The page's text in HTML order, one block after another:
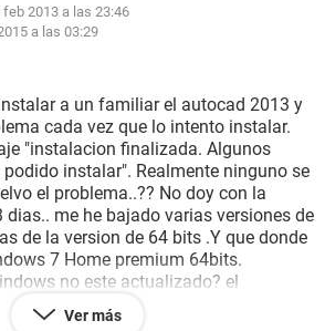
feb 2013 a las 23:46
a las 03:29
a un familiar el autocad 2013 y
cada vez que lo intento instalar.
"instalacion finalizada. Algunos
instalar". Realmente ninguno se
el problema..?? No doy con la
me he bajado varias versiones de
de la version de 64 bits .Y que donde
7 Home premium 64bits.
no este actualizado? el
Ver más